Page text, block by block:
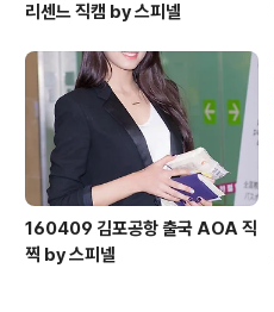
리센느 직캠 by 스피넬
160409 김포공항 출국 AOA 직
찍 by 스피넬